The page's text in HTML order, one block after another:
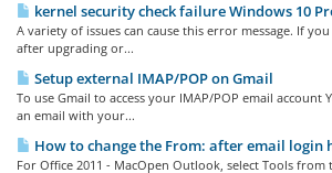
kernel security check failure Windows 10
A variety of issues can cause this error message. If
after upgrading or...
Setup external IMAP/POP on Gmail
To use Gmail to access your IMAP/POP email account
an email with your...
How to change the From: after email login
For Office 2011 - MacOpen Outlook, select Tools